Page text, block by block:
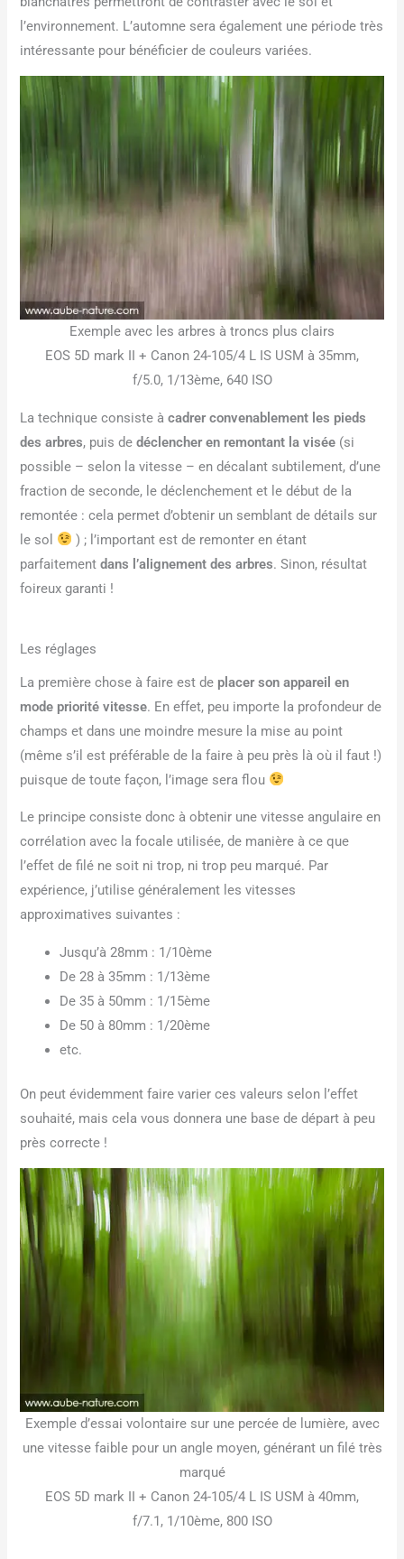
l’environnement. L’automne sera également une période très
intéressante pour bénéficier de couleurs variées.
Exemple avec les arbres à troncs plus clairs
EOS 5D mark II + Canon 24-105/4 L IS USM à 35mm,
f/5.0, 1/13ème, 640 ISO
La technique consiste àcadrer convenablement les pieds
des arbres, puis dedéclencher en remontant la visée (si
possible – selon la vitesse – en décalant subtilement, d’une
fraction de seconde, le déclenchement et le début de la
remontée : cela permet d’obtenir un semblant de détails sur
le sol
) ; l’important est de remonter en étant
parfaitementdans l’alignement des arbres. Sinon, résultat
foireux garanti !
Les réglages
La première chose à faire est de placer son appareil en
mode priorité vitesse. En effet, peu importe la profondeur de
champs et dans une moindre mesure la mise au point
(même s’il est préférable de la faire à peu près là où il faut !)
puisque de toute façon, l’image sera flou
Le principe consiste donc à obtenir une vitesse angulaire en
corrélation avec la focale utilisée, de manière à ce que
l’effet de filé ne soit ni trop, ni trop peu marqué. Par
expérience, j’utilise généralement les vitesses
approximatives suivantes :
Jusqu’à 28mm : 1/10ème
De 28 à 35mm : 1/13ème
De 35 à 50mm : 1/15ème
De 50 à 80mm : 1/20ème
etc.
On peut évidemment faire varier ces valeurs selon l’effet
souhaité, mais cela vous donnera une base de départ à peu
près correcte !
Exemple d’essai volontaire sur une percée de lumière, avec
une vitesse faible pour un angle moyen, générant un filé très
marqué
EOS 5D mark II + Canon 24-105/4 L IS USM à 40mm,
f/7.1, 1/10ème, 800 ISO